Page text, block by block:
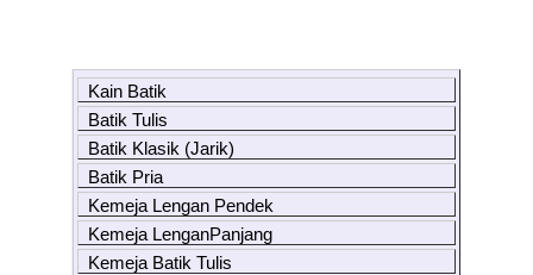
Kain Batik
Batik Tulis
Batik Klasik (Jarik)
Batik Pria
Kemeja Lengan Pendek
Kemeja LenganPanjang
Kemeja Batik Tulis